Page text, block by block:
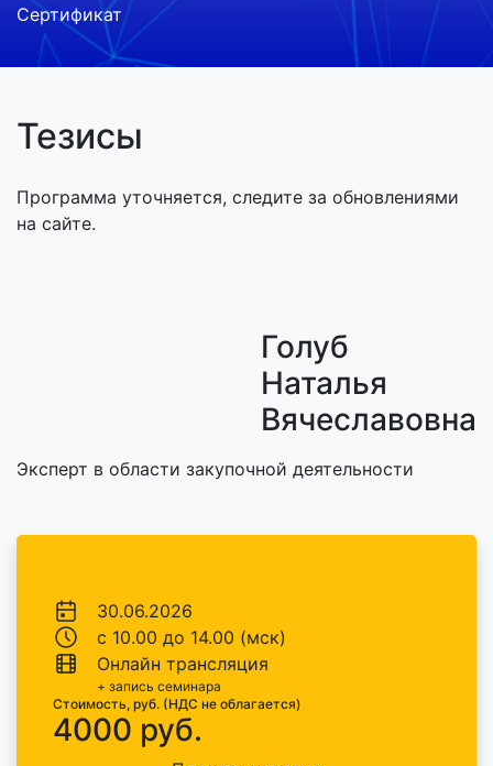
Сертификат
Тезисы
Программа уточняется, следите за обновлениями
на сайте.
Голуб
Наталья
Вячеславовна
Эксперт в области закупочной деятельности
30.06.2026
с 10.00 до 14.00 (мск)
Онлайн трансляция
+ запись семинара
Стоимость, руб. (НДС не облагается)
4000 руб.